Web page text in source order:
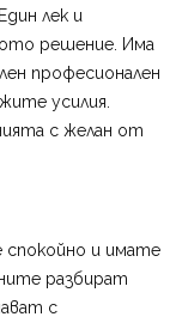
лек и
решение. Има
професионален
усилия.
с желан от
спокойно и имате
разбират
с